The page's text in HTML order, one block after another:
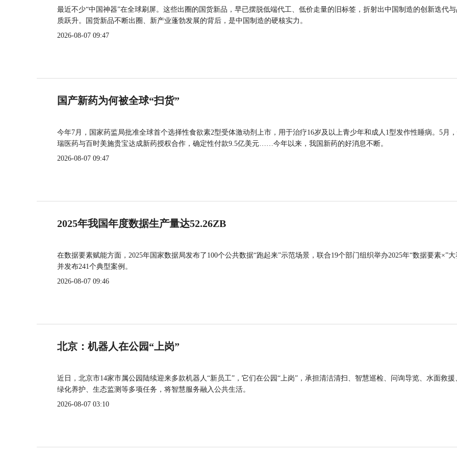
最近不少“中国神器”在全球刷屏。这些出圈的国货新品，早已摆脱低端代工、低价走量的旧标签，折射出中国制造的创新迭代
质跃升。国货新品不断出圈、新产业蓬勃发展的背后，是中国制造的硬核实力。
2026-08-07 09:47
国产新药为何被全球“扫货”
今年7月，国家药监局批准全球首个选择性食欲素2型受体激动剂上市，用于治疗16岁及以上青少年和成人1型发作性睡病。5月
瑞医药与百时美施贵宝达成新药授权合作，确定性付款9.5亿美元……今年以来，我国新药的好消息不断。
2026-08-07 09:47
2025年我国年度数据生产量达52.26ZB
在数据要素赋能方面，2025年国家数据局发布了100个公共数据“跑起来”示范场景，联合19个部门组织举办2025年“数据要素×”大
并发布241个典型案例。
2026-08-07 09:46
北京：机器人在公园“上岗”
近日，北京市14家市属公园陆续迎来多款机器人“新员工”，它们在公园“上岗”，承担清洁清扫、智慧巡检、问询导览、水面救援
绿化养护、生态监测等多项任务，将智慧服务融入公共生活。
2026-08-07 03:10